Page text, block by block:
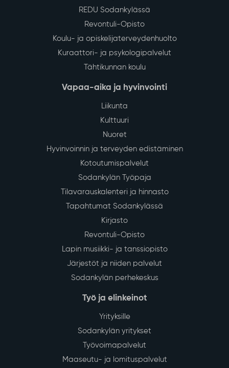
REDU Sodankylässä
Revontuli-Opisto
Koulu- ja opiskelijaterveydenhuolto
Kuraattori- ja psykologipalvelut
Tähtikunnan koulu
Vapaa-aika ja hyvinvointi
Liikunta
Kulttuuri
Nuoret
Hyvinvoinnin ja terveyden edistäminen
Kotoutumispalvelut
Sodankylän Työpaja
Tilavarauskalenteri ja hinnasto
Tapahtumat Sodankylässä
Kirjasto
Revontuli-Opisto
Lapin musiikki- ja tanssiopisto
Järjestöt ja niiden palvelut
Sodankylän perhekeskus
Työ ja elinkeinot
Yrityksille
Sodankylän yritykset
Työvoimapalvelut
Maaseutu- ja lomituspalvelut